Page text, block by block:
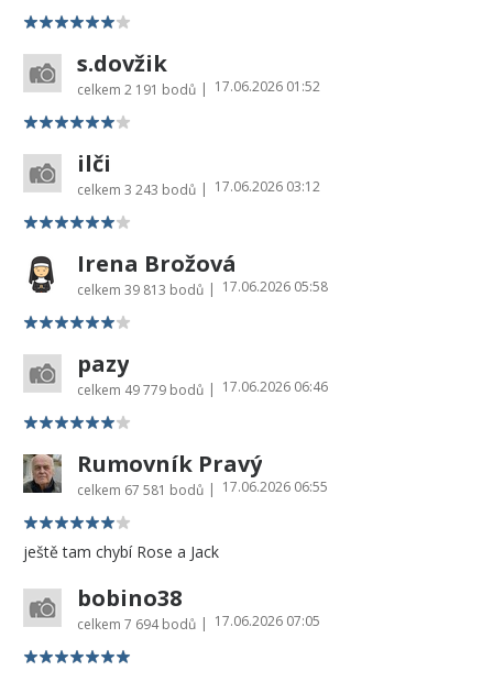
s.dovžik
celkem 2 191 bodů | 17.06.2026 01:52
ilči
celkem 3 243 bodů | 17.06.2026 03:12
Irena Brožová
celkem 39 813 bodů | 17.06.2026 05:58
pazy
celkem 49 779 bodů | 17.06.2026 06:46
Rumovník Pravý
celkem 67 581 bodů | 17.06.2026 06:55
ještě tam chybí Rose a Jack
bobino38
celkem 7 694 bodů | 17.06.2026 07:05